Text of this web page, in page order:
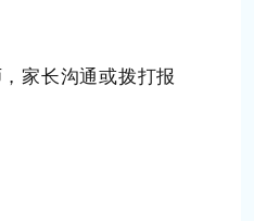
家长沟通或拨打报